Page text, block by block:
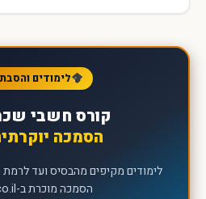
לימודים
קורס חשבי
הסמכה יוקרתית
לימודים מקיפים מהבסיס ועד
הסמכה מוכרת ב-hashav.co.il